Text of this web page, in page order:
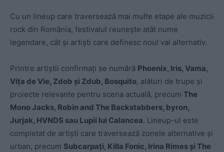
Cu un lineup care traversează mai multe etape ale muzicii
rock din România, festivalul reunește atât nume
legendare, cât și artiști care definesc noul val alternativ.
Printre artiștii confirmați se numără Phoenix, Iris, Vama,
Vița de Vie, Zdob și Zdub, Bosquito, alături de trupe și
proiecte relevante pentru scena actuală, precum The
Mono Jacks, Robin and The Backstabbers, byron,
Jurjak, HVNDS sau Lupii lui Calancea. Lineup-ul este
completat de artiști care traversează zonele alternative și
urban, precum Subcarpați, Killa Fonic, Irina Rimes și The